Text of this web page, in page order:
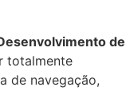
de
totalmente
de navegação,